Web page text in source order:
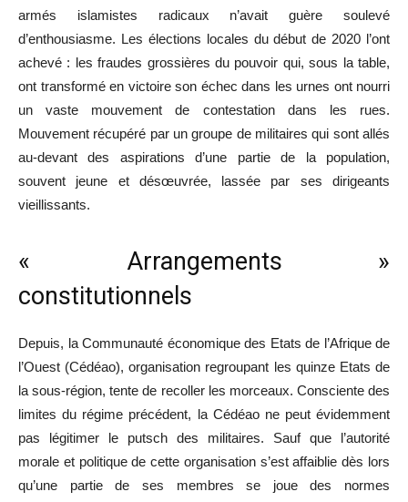
armés islamistes radicaux n’avait guère soulevé
d’enthousiasme. Les élections locales du début de 2020 l’ont
achevé : les fraudes grossières du pouvoir qui, sous la table,
ont transformé en victoire son échec dans les urnes ont nourri
un vaste mouvement de contestation dans les rues.
Mouvement récupéré par un groupe de militaires qui sont allés
au-devant des aspirations d’une partie de la population,
souvent jeune et désœuvrée, lassée par ses dirigeants
vieillissants.
« Arrangements »
constitutionnels
Depuis, la Communauté économique des Etats de l’Afrique de
l’Ouest (Cédéao), organisation regroupant les quinze Etats de
la sous-région, tente de recoller les morceaux. Consciente des
limites du régime précédent, la Cédéao ne peut évidemment
pas légitimer le putsch des militaires. Sauf que l’autorité
morale et politique de cette organisation s’est affaiblie dès lors
qu’une partie de ses membres se joue des normes